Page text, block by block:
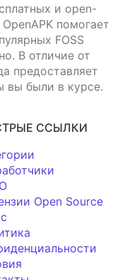
и open-
помогает
FOSS
В отличие от
предоставляет
вы были в курсе.
ССЫЛКИ
Open Source